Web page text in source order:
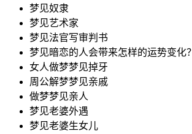
梦见奴隶
梦见艺术家
梦见法官写审判书
梦见暗恋的人会带来怎样的运势变化？
女人做梦梦见掉牙
周公解梦梦见亲戚
做梦梦见亲人
梦见老婆外遇
梦见老婆生女儿